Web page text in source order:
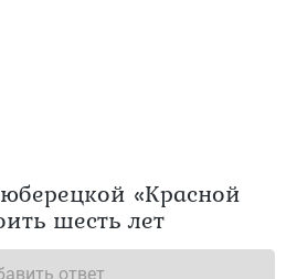
«Красной
шесть лет
ответ